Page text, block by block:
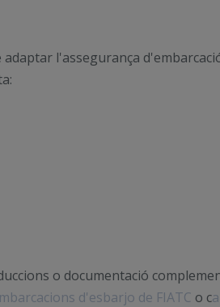
l'assegurança
o documentació
d'esbarjo de FIATC o c